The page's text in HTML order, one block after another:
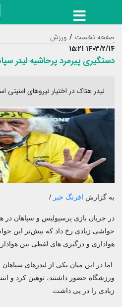
صفحه نخست
ورزش
1403/2/14 15:21
دستگیری پیرمرد پرحاشیه لیدر
لیدر هتاک در اختیار نیروهای امنیتی
به گزارش افرنگ خبر /
در جریان بازی پرسپولیس و سپاهان در
حواشی زیادی رخ داد که بیش‌تر این
هواداری و درگیری های لفظی بین
اما در این میان یکی از لیدرهای
ورزشگاه حضور داشتند، توهین کرد و
زیادی را در پی داشت.